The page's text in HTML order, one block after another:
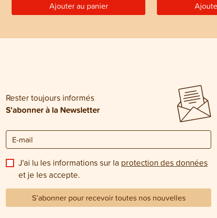
Ajouter au panier
Rester toujours informés
S'abonner à la Newsletter
J'ai lu les informations sur la protection des données
et je les accepte.
S’abonner pour recevoir toutes nos nouvelles